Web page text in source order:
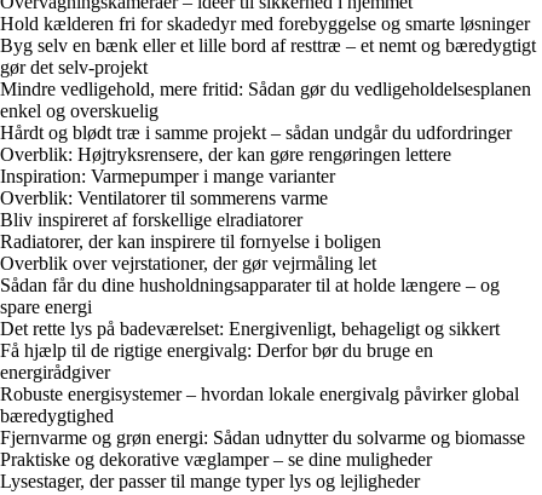
Hold kælderen fri for skadedyr med forebyggelse og smarte løsninger
Byg selv en bænk eller et lille bord af resttræ – et nemt og bæredygtigt
gør det selv-projekt
Mindre vedligehold, mere fritid: Sådan gør du vedligeholdelsesplanen
enkel og overskuelig
Hårdt og blødt træ i samme projekt – sådan undgår du udfordringer
Overblik: Højtryksrensere, der kan gøre rengøringen lettere
Inspiration: Varmepumper i mange varianter
Overblik: Ventilatorer til sommerens varme
Bliv inspireret af forskellige elradiatorer
Radiatorer, der kan inspirere til fornyelse i boligen
Overblik over vejrstationer, der gør vejrmåling let
Sådan får du dine husholdningsapparater til at holde længere – og
spare energi
Det rette lys på badeværelset: Energivenligt, behageligt og sikkert
Få hjælp til de rigtige energivalg: Derfor bør du bruge en
energirådgiver
Robuste energisystemer – hvordan lokale energivalg påvirker global
bæredygtighed
Fjernvarme og grøn energi: Sådan udnytter du solvarme og biomasse
Praktiske og dekorative væglamper – se dine muligheder
Lysestager, der passer til mange typer lys og lejligheder